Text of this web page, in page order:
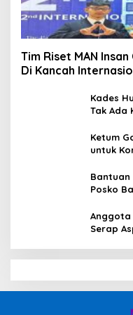
Tim Riset MAN
Di Kancah
Kades
Tak Ada
Ketum
untuk
Bantuan
Posko
Anggota
Serap